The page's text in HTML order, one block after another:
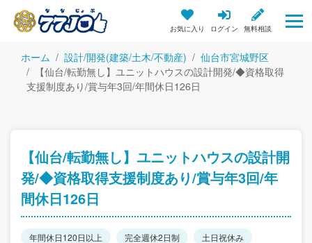
お気に入り ログイン 無料相談
ホーム 設計/開発(建築/土木/不動産)
仙台市宮城野区
【仙台/転勤無し】ユニットハウスの設計開発/◆資格取得
支援制度あり/賞与年3回/年間休日126日
【仙台/転勤無し】ユニットハウスの設計開
発/◆資格取得支援制度あり/賞与年3回/年
間休日126日
年間休日120日以上 完全週休2日制
土日祝休み